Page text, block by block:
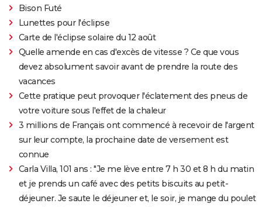
Bison Futé
Lunettes pour l'éclipse
Carte de l'éclipse solaire du 12 août
Quelle amende en cas d'excès de vitesse ? Ce que vous
devez absolument savoir avant de prendre la route des
vacances
Cette pratique peut provoquer l'éclatement des pneus de
votre voiture sous l'effet de la chaleur
3 millions de Français ont commencé à recevoir de l'argent
sur leur compte, la prochaine date de versement est
connue
Carla Villa, 101 ans : "Je me lève entre 7 h 30 et 8 h du matin
et je prends un café avec des petits biscuits au petit-
déjeuner. Je saute le déjeuner et, le soir, je mange du poulet